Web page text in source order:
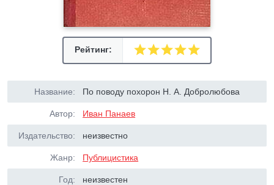
Рейтинг:
Название: По поводу похорон Н. А. Добролюбова
Автор: Иван Панаев
Издательство: неизвестно
Жанр: Публицистика
Год: неизвестен